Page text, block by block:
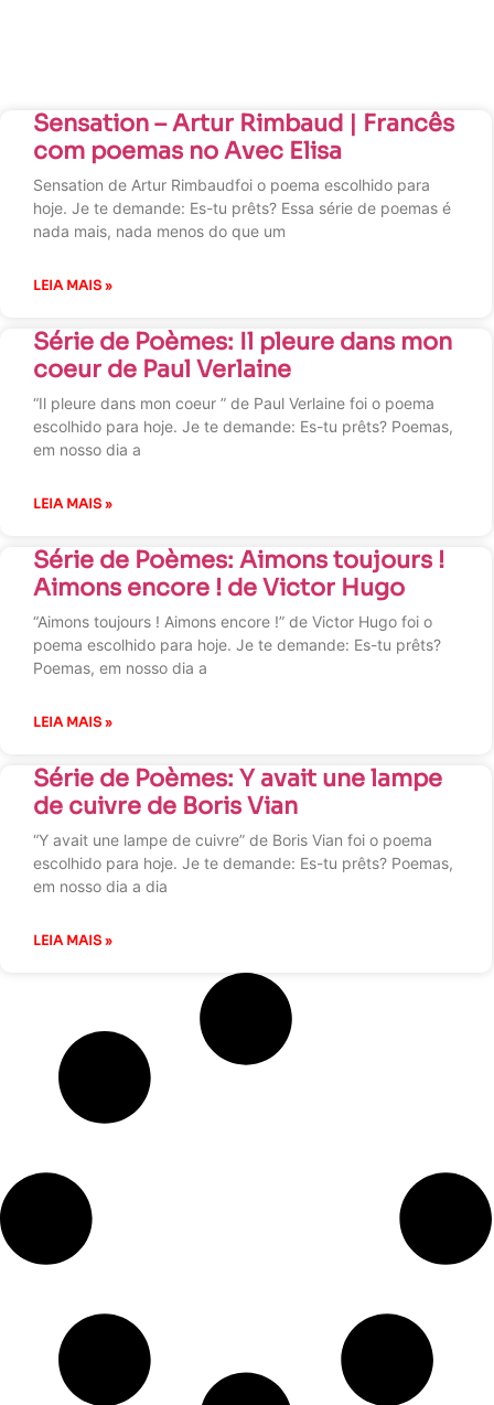
Sensation – Artur Rimbaud | Francês
com poemas no Avec Elisa
Sensation de Artur Rimbaudfoi o poema escolhido para
hoje. Je te demande: Es-tu prêts? Essa série de poemas é
nada mais, nada menos do que um
LEIA MAIS »
Série de Poèmes: Il pleure dans mon
coeur de Paul Verlaine
“Il pleure dans mon coeur ” de Paul Verlaine foi o poema
escolhido para hoje. Je te demande: Es-tu prêts? Poemas,
em nosso dia a
LEIA MAIS »
Série de Poèmes: Aimons toujours !
Aimons encore ! de Victor Hugo
“Aimons toujours ! Aimons encore !” de Victor Hugo foi o
poema escolhido para hoje. Je te demande: Es-tu prêts?
Poemas, em nosso dia a
LEIA MAIS »
Série de Poèmes: Y avait une lampe
de cuivre de Boris Vian
“Y avait une lampe de cuivre” de Boris Vian foi o poema
escolhido para hoje. Je te demande: Es-tu prêts? Poemas,
em nosso dia a dia
LEIA MAIS »